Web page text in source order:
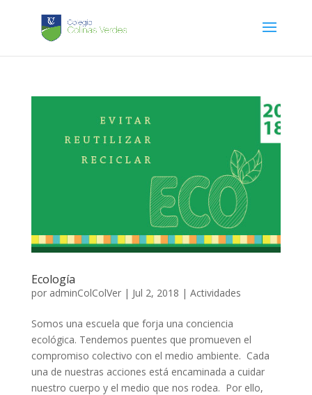
Ecología
por adminColColVer| Jul 2, 2018 | Actividades
Somos una escuela que forja una conciencia
ecológica. Tendemos puentes que promueven el
compromiso colectivo con el medio ambiente. Cada
una de nuestras acciones está encaminada a cuidar
nuestro cuerpo y el medio que nos rodea. Por ello,